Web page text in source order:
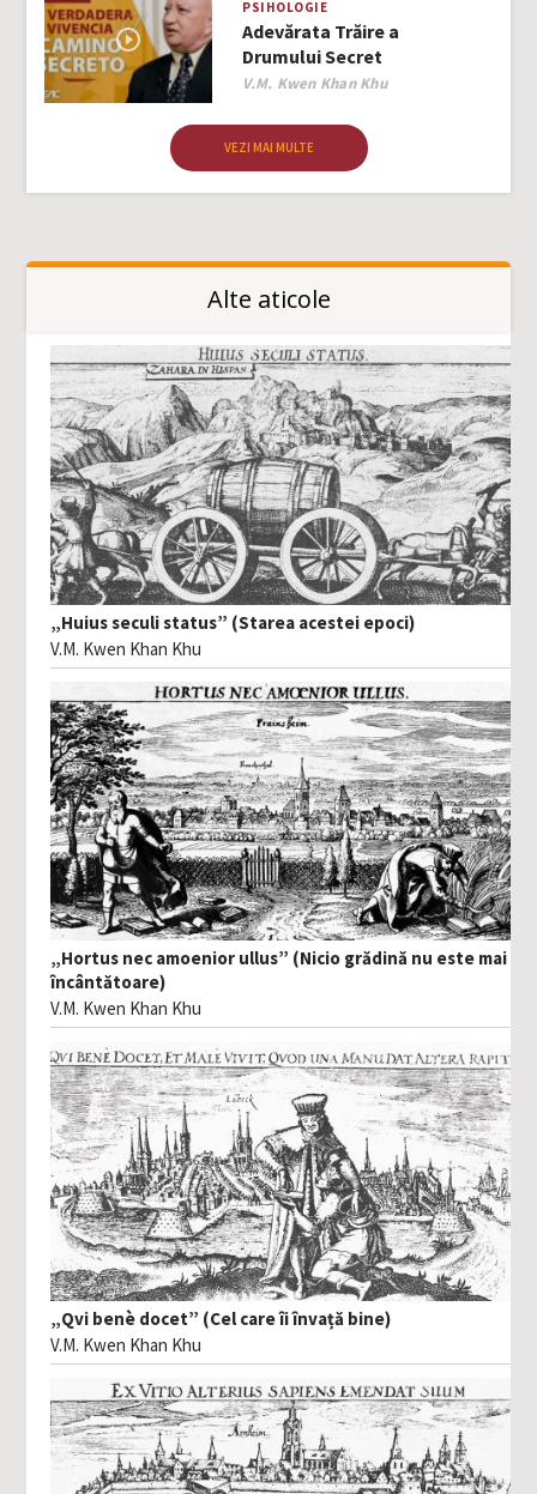
PSIHOLOGIE
Adevărata Trăire a
Drumului Secret
Author
V.M. Kwen Khan Khu
VEZI MAI MULTE
Alte aticole
„Huius seculi status” (Starea acestei epoci)
V.M. Kwen Khan Khu
„Hortus nec amoenior ullus” (Nicio grădină nu este mai
încântătoare)
V.M. Kwen Khan Khu
„Qvi benè docet” (Cel care îi învață bine)
V.M. Kwen Khan Khu